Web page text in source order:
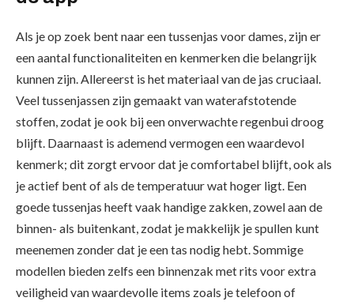
Als je op zoek bent naar een tussenjas voor dames, zijn er
een aantal functionaliteiten en kenmerken die belangrijk
kunnen zijn. Allereerst is het materiaal van de jas cruciaal.
Veel tussenjassen zijn gemaakt van waterafstotende
stoffen, zodat je ook bij een onverwachte regenbui droog
blijft. Daarnaast is ademend vermogen een waardevol
kenmerk; dit zorgt ervoor dat je comfortabel blijft, ook als
je actief bent of als de temperatuur wat hoger ligt. Een
goede tussenjas heeft vaak handige zakken, zowel aan de
binnen- als buitenkant, zodat je makkelijk je spullen kunt
meenemen zonder dat je een tas nodig hebt. Sommige
modellen bieden zelfs een binnenzak met rits voor extra
veiligheid van waardevolle items zoals je telefoon of